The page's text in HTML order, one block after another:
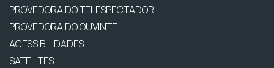
PROVEDORA DO TELESPECTADOR
PROVEDORA DO OUVINTE
ACESSIBILIDADES
SATÉLITES